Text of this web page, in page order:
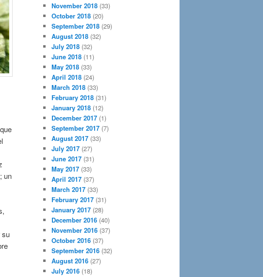
un
su
November 2018 (33)
October 2018 (20)
September 2018 (29)
August 2018 (32)
July 2018 (32)
June 2018 (11)
May 2018 (33)
April 2018 (24)
March 2018 (33)
February 2018 (31)
January 2018 (12)
December 2017 (1)
September 2017 (7)
August 2017 (33)
July 2017 (27)
June 2017 (31)
May 2017 (33)
April 2017 (37)
March 2017 (33)
February 2017 (31)
January 2017 (28)
December 2016 (40)
November 2016 (37)
October 2016 (37)
September 2016 (32)
August 2016 (27)
July 2016 (18)